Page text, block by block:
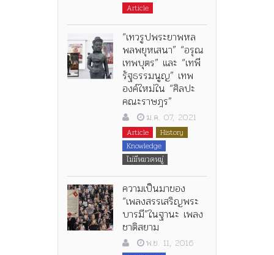
Article
“เทวรูปพระยาพหล
พลพยุหเสนา” “อรุณ
เทพบุตร” และ “เทพี
รัฐธรรมนูญ” เทพ
องค์ใหม่ใน “ศิลปะ
คณะราษฎร”
ม.ค. 07, 2021
Article
History
Knowledge
ไม่มีหมวดหมู่
ความเป็นมาของ
“เพลงสรรเสริญพระ
บารมี”ในฐานะ เพลง
ชาติสยาม
พ.ย. 11, 2016